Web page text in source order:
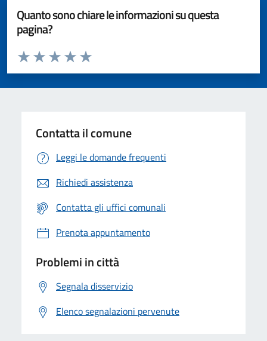
Quanto sono chiare le informazioni su questa
pagina?
Valuta da 1 a 5 stelle la pagina
Valuta 5 stelle su 5
Valuta 4 stelle su 5
Valuta 3 stelle su 5
Valuta 2 stelle su 5
Valuta 1 stelle su 5
Contatta il comune
Leggi le domande frequenti
Richiedi assistenza
Contatta gli uffici comunali
Prenota appuntamento
Problemi in città
Segnala disservizio
Elenco segnalazioni pervenute